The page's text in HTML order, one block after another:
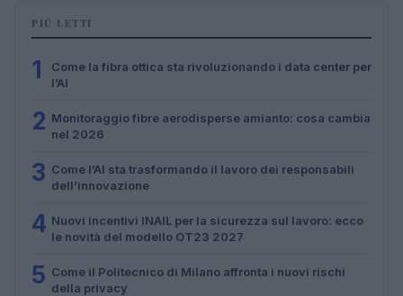
PIÙ LETTI
1
Come la fibra ottica sta rivoluzionando i data center per
l’AI
2 Monitoraggio fibre aerodisperse amianto: cosa cambia
nel 2026
3 Come l’AI sta trasformando il lavoro dei responsabili
dell’innovazione
4 Nuovi incentivi INAIL per la sicurezza sul lavoro: ecco
le novità del modello OT23 2027
5 Come il Politecnico di Milano affronta i nuovi rischi
della privacy